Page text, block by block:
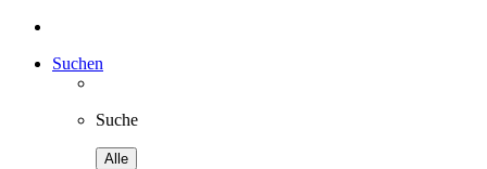
Suchen
Suche
Alle